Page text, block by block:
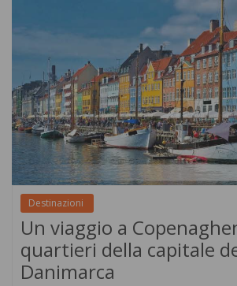
Destinazioni
Un viaggio a
quartieri della capitale
Danimarca